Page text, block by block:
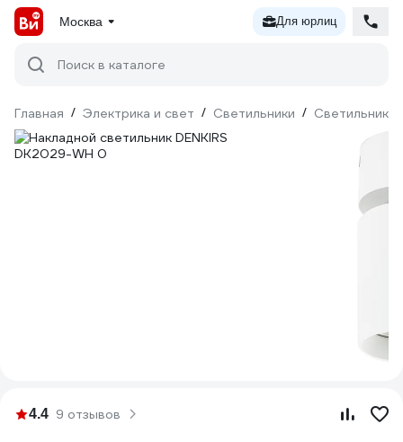
Москва Для юрлиц
Поиск в каталоге
Главная / Электрика и свет / Светильники / Светильники
4.4 9 отзывов